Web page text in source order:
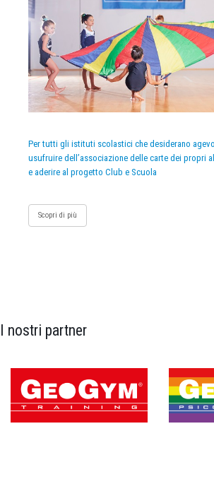
Per tutti gli istituti scolastici che desiderano
usufruire dell’associazione delle carte dei propri
e aderire al progetto Club e Scuola
Scopri di più
I nostri partner